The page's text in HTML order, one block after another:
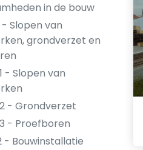
in de bouw
- Slopen van
grondverzet en
- Slopen van
- Grondverzet
- Proefboren
- Bouwinstallatie